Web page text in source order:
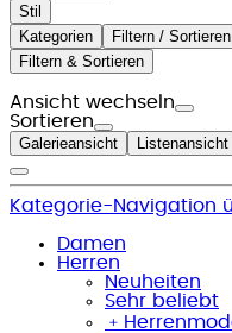
Stil
Kategorien
Filtern / Sortieren
Filtern & Sortieren
Ansicht wechseln
Sortieren
Galerieansicht Listenansicht
Kategorie-Navigation
Damen
Herren
Neuheiten
Sehr beliebt
﹢